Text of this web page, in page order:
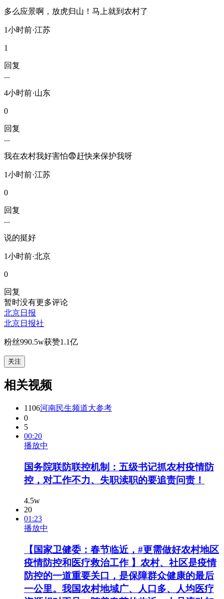
多么应景啊，放虎归山！马上就到农村了
1小时前·江苏
1
回复
...
4小时前·山东
0
回复
...
我在农村我好害怕😨赶快来保护我呀
1小时前·江苏
0
回复
...
说的挺好
1小时前·北京
0
回复
暂时没有更多评论
北京日报
北京日报社
粉丝990.5w获赞1.1亿
关注
相关视频
1106河南民生频道大参考
0
5
00:20
播放中
国务院联防联控机制：五级书记抓农村疫情防
控，对工作不力、失职渎职的要追责问责！
4.5w
20
01:23
播放中
【国家卫健委：春节临近，#更需做好农村地区
疫情防控和医疗救治工作 】农村、社区是疫情
防控的一道重要关口，是保障群众健康的最后
一公里。我国农村地域广、人口多、人均医疗